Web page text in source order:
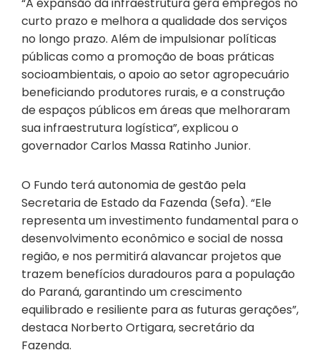
“A expansão da infraestrutura gera empregos no
curto prazo e melhora a qualidade dos serviços
no longo prazo. Além de impulsionar políticas
públicas como a promoção de boas práticas
socioambientais, o apoio ao setor agropecuário
beneficiando produtores rurais, e a construção
de espaços públicos em áreas que melhoraram
sua infraestrutura logística”, explicou o
governador Carlos Massa Ratinho Junior.
O Fundo terá autonomia de gestão pela
Secretaria de Estado da Fazenda (Sefa). “Ele
representa um investimento fundamental para o
desenvolvimento econômico e social de nossa
região, e nos permitirá alavancar projetos que
trazem benefícios duradouros para a população
do Paraná, garantindo um crescimento
equilibrado e resiliente para as futuras gerações”,
destaca Norberto Ortigara, secretário da
Fazenda.